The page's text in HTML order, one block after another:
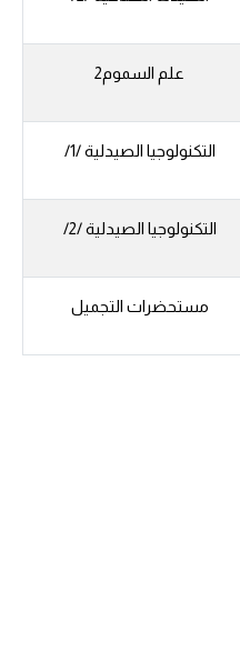
علم السموم2
التكنولوجيا الصيدلية /1/
التكنولوجيا الصيدلية /2/
مستحضرات التجميل